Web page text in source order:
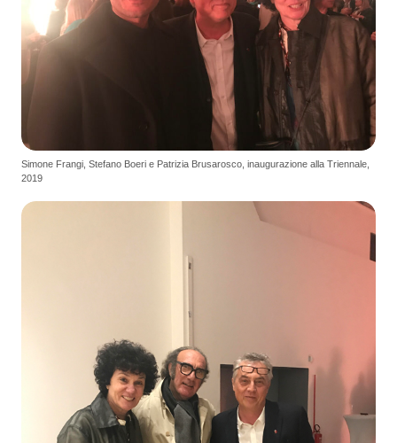
Simone Frangi, Stefano Boeri e Patrizia Brusarosco, inaugurazione alla Triennale,
2019